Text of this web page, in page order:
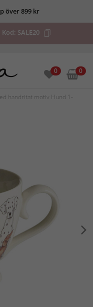
över 899 kr
SALE20
0 0
handritat motiv Hund 1-